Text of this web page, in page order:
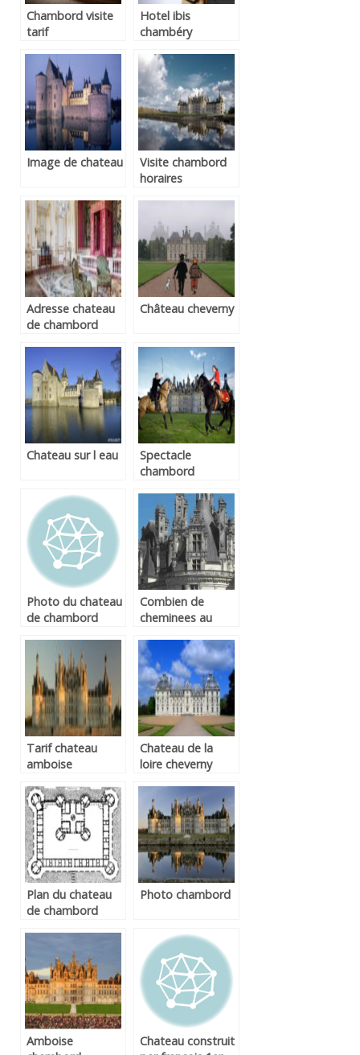
Chambord visite
tarif
Hotel ibis
chambéry
Image de chateau
Visite chambord
horaires
Adresse chateau
de chambord
Château cheverny
Chateau sur l eau
Spectacle
chambord
Photo du chateau
de chambord
Combien de
cheminees au
chambord
Tarif chateau
amboise
Chateau de la
loire cheverny
Plan du chateau
de chambord
Photo chambord
Amboise
Chateau construit